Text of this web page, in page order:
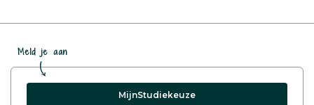
Meld je aan
MijnStudiekeuze